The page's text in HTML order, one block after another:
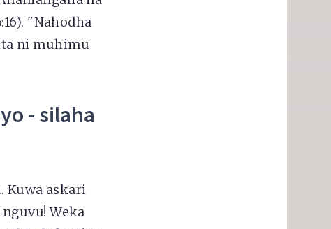
"Nahodha
ni muhimu
- silaha
Kuwa askari
Weka